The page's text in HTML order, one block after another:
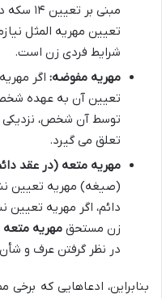
مبنی بر
تعیین مهریه المثل
شرایط فردی زن است.
مهریه مفوضه: اگر
تعیین آن به عهده
توسط آن شخص، نزدیکی
تعلق می گیرد.
مهریه متعه (در عقد
(صیغه) مهریه تعیین
دائم، اگر مهریه تعیین
زن مستحق مهریه متعه
در نظر گرفتن عرف و
بنابراین، ادعاهایی که